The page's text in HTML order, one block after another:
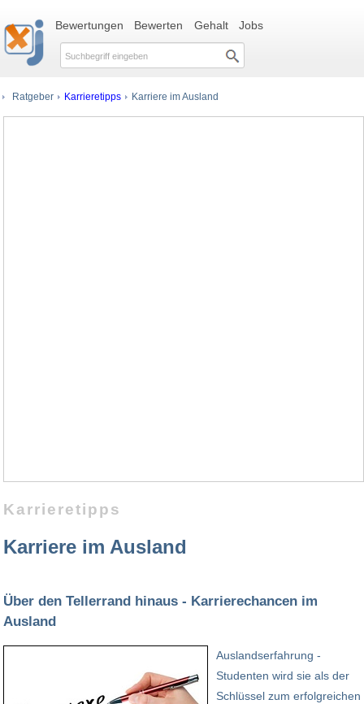
Bewertungen Bewerten Gehalt Jobs
Ratgeber Karrieretipps Karriere im Ausland
Karrieretipps
Karriere im Ausland
Über den Tellerrand hinaus - Karrierechancen im
Ausland
Auslandserfahrung -
Studenten wird sie als der
Schlüssel zum erfolgreichen